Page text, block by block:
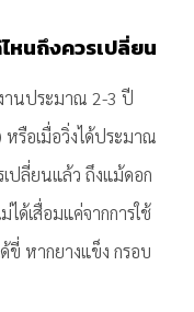
หนถึงควรเปลี่ยน
านประมาณ 2-3 ปี
รือเมื่อวิ่งได้ประมาณ
เปลี่ยนแล้ว ถึงแม้ดอก
ด้เสื่อมแค่จากการใช้
ขี่ หากยางแข็ง กรอบ